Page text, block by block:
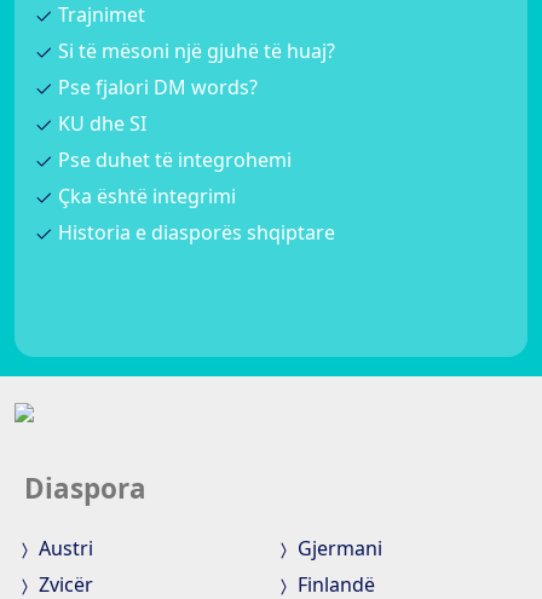
Trajnimet
Si të mësoni një gjuhë të huaj?
Pse fjalori DM words?
KU dhe SI
Pse duhet të integrohemi
Çka është integrimi
Historia e diasporës shqiptare
Diaspora
Austri
Gjermani
Zvicër
Finlandë